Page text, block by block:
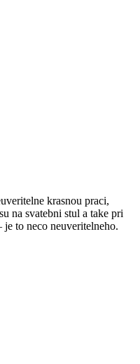
krasnou praci,
na svatebni stul a take pri
to neco neuveritelneho.